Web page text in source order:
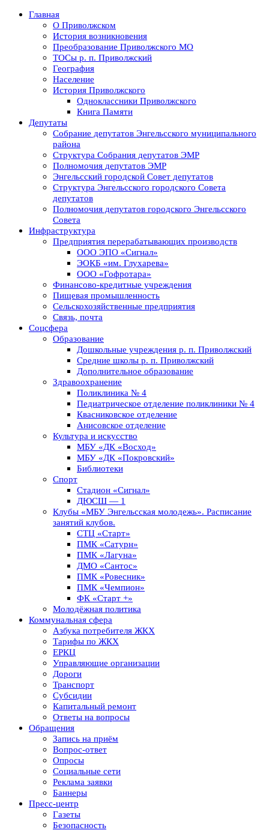
Главная
О Приволжском
История возникновения
Преобразование Приволжского МО
ТОСы р. п. Приволжский
География
Население
История Приволжского
Одноклассники Приволжского
Книга Памяти
Депутаты
Собрание депутатов Энгельсского муниципального
района
Структура Собрания депутатов ЭМР
Полномочия депутатов ЭМР
Энгельсский городской Совет депутатов
Структура Энгельсского городского Совета
депутатов
Полномочия депутатов городского Энгельсского
Совета
Инфраструктура
Предприятия перерабатывающих производств
ООО ЭПО «Сигнал»
ЭОКБ «им. Глухарева»
ООО «Гофротара»
Финансово-кредитные учреждения
Пищевая промышленность
Сельскохозяйственные предприятия
Связь, почта
Соцсфера
Образование
Дошкольные учреждения р. п. Приволжский
Средние школы р. п. Приволжский
Дополнительное образование
Здравоохранение
Поликлиника № 4
Педиатрическое отделение поликлиники № 4
Квасниковское отделение
Анисовское отделение
Культура и искусство
МБУ «ДК «Восход»
МБУ «ДК «Покровский»
Библиотеки
Спорт
Стадион «Сигнал»
ДЮСШ — 1
Клубы «МБУ Энгельсская молодежь». Расписание
занятий клубов.
СТЦ «Старт»
ПМК «Сатурн»
ПМК «Лагуна»
ДМО «Сантос»
ПМК «Ровесник»
ПМК «Чемпион»
ФК «Старт +»
Молодёжная политика
Коммунальная сфера
Азбука потребителя ЖКХ
Тарифы по ЖКХ
ЕРКЦ
Управляющие организации
Дороги
Транспорт
Субсидии
Капитальный ремонт
Ответы на вопросы
Обращения
Запись на приём
Вопрос-ответ
Опросы
Социальные сети
Реклама заявки
Баннеры
Пресс-центр
Газеты
Безопасность